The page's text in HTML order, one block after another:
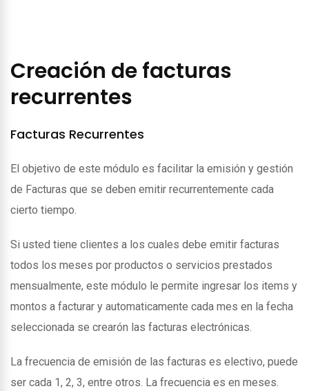
Creación de facturas
recurrentes
Facturas Recurrentes
El objetivo de este módulo es facilitar la emisión y gestión
de Facturas que se deben emitir recurrentemente cada
cierto tiempo.
Si usted tiene clientes a los cuales debe emitir facturas
todos los meses por productos o servicios prestados
mensualmente, este módulo le permite ingresar los items y
montos a facturar y automaticamente cada mes en la fecha
seleccionada se crearón las facturas electrónicas.
La frecuencia de emisión de las facturas es electivo, puede
ser cada 1, 2, 3, entre otros. La frecuencia es en meses.